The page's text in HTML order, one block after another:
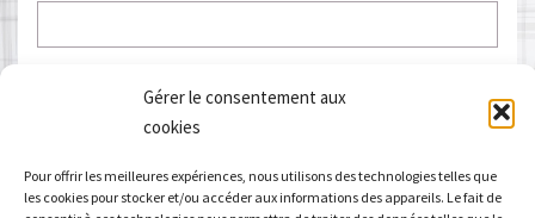
Gérer le consentement aux
cookies
Pour offrir les meilleures expériences, nous utilisons des technologies telles que
les cookies pour stocker et/ou accéder aux informations des appareils. Le fait de
Site web